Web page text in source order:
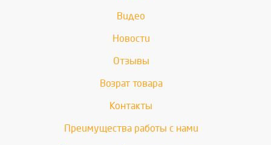
Видео
Новости
Отзывы
Возрат товара
Контакты
Преимущества работы с нами